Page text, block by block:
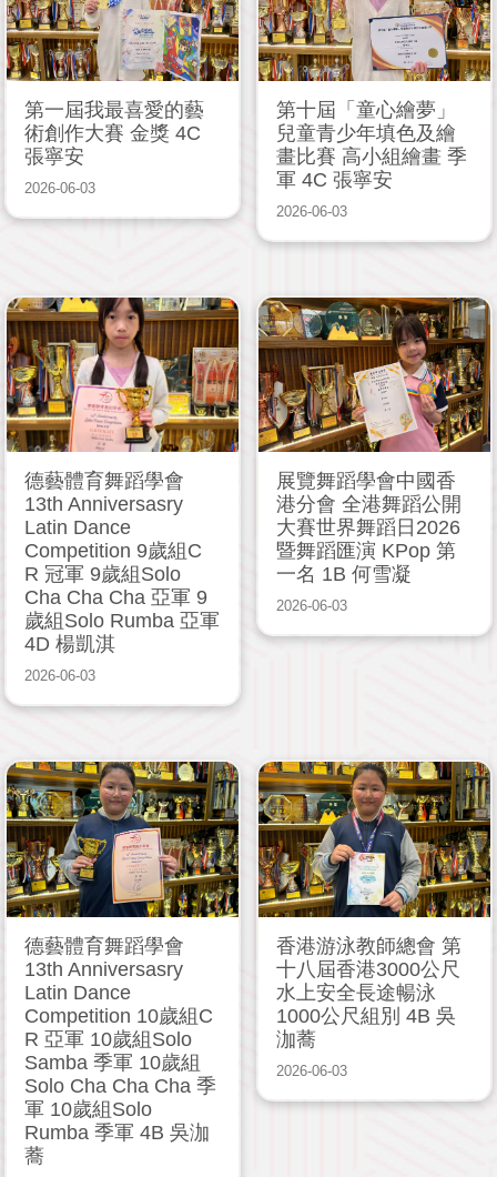
第一屆我最喜愛的藝
術創作大賽 金獎 4C
張寧安
2026-06-03
第十屆「童心繪夢」
兒童青少年填色及繪
畫比賽 高小組繪畫 季
軍 4C 張寧安
2026-06-03
德藝體育舞蹈學會
13th Anniversasry
Latin Dance
Competition 9歲組C
R 冠軍 9歲組Solo
Cha Cha Cha 亞軍 9
歲組Solo Rumba 亞軍
4D 楊凱淇
2026-06-03
展覽舞蹈學會中國香
港分會 全港舞蹈公開
大賽世界舞蹈日2026
暨舞蹈匯演 KPop 第
一名 1B 何雪凝
2026-06-03
德藝體育舞蹈學會
13th Anniversasry
Latin Dance
Competition 10歲組C
R 亞軍 10歲組Solo
Samba 季軍 10歲組
Solo Cha Cha Cha 季
軍 10歲組Solo
Rumba 季軍 4B 吳泇
蕎
香港游泳教師總會 第
十八屆香港3000公尺
水上安全長途暢泳
1000公尺組別 4B 吳
泇蕎
2026-06-03